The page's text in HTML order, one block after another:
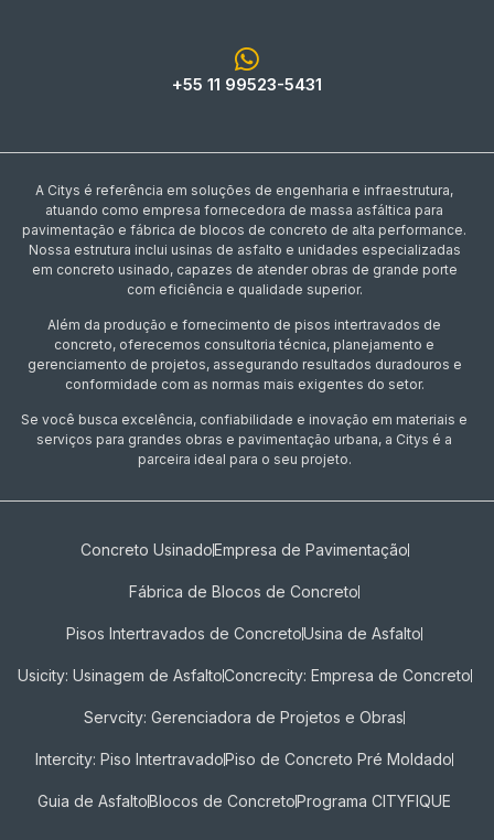
+55 11 99523-5431
A Citys é referência em soluções de engenharia e infraestrutura,
atuando como empresa fornecedora de massa asfáltica para
pavimentação e fábrica de blocos de concreto de alta performance.
Nossa estrutura inclui usinas de asfalto e unidades especializadas
em concreto usinado, capazes de atender obras de grande porte
com eficiência e qualidade superior.
Além da produção e fornecimento de pisos intertravados de
concreto, oferecemos consultoria técnica, planejamento e
gerenciamento de projetos, assegurando resultados duradouros e
conformidade com as normas mais exigentes do setor.
Se você busca excelência, confiabilidade e inovação em materiais e
serviços para grandes obras e pavimentação urbana, a Citys é a
parceira ideal para o seu projeto.
Concreto UsinadoEmpresa de Pavimentação
Fábrica de Blocos de Concreto
Pisos Intertravados de Concreto​Usina de Asfalto
Usicity: Usinagem de AsfaltoConcrecity: Empresa de Concreto
Servcity: Gerenciadora de Projetos e Obras
Intercity: Piso IntertravadoPiso de Concreto Pré Moldado
Guia de AsfaltoBlocos de ConcretoPrograma CITYFIQUE